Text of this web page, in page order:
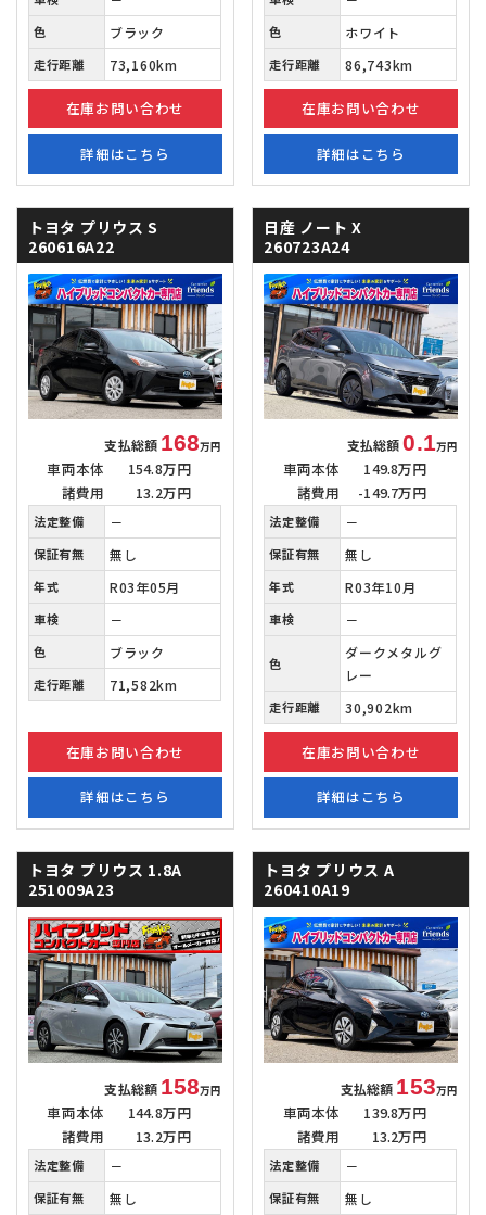
色 ブラック
走行距離 73,160km
在庫お問い合わせ
詳細はこちら
色 ホワイト
走行距離 86,743km
在庫お問い合わせ
詳細はこちら
トヨタ プリウスS
260616A22
支払総額 168万円
車両本体
154.8万円
諸費用
13.2万円
法定整備 －
保証有無 無し
年式 R03年05月
車検 －
色 ブラック
走行距離 71,582km
在庫お問い合わせ
詳細はこちら
日産 ノートX
260723A24
支払総額0.1万円
車両本体
149.8万円
諸費用
-149.7万円
法定整備 －
保証有無 無し
年式 R03年10月
車検 －
色
ダークメタルグ
レー
走行距離 30,902km
在庫お問い合わせ
詳細はこちら
トヨタ プリウス 1.8A
251009A23
支払総額 158万円
車両本体
144.8万円
諸費用
13.2万円
法定整備 －
保証有無 無し
トヨタ プリウス A
260410A19
支払総額 153万円
車両本体
139.8万円
諸費用
13.2万円
法定整備 －
保証有無 無し